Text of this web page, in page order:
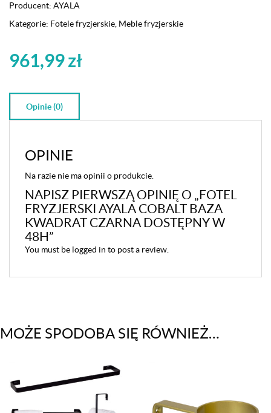
Producent: AYALA
Kategorie: Fotele fryzjerskie, Meble fryzjerskie
961,99zł
Opinie (0)
OPINIE
Na razie nie ma opinii o produkcie.
NAPISZ PIERWSZĄ OPINIĘ O „FOTEL
FRYZJERSKI AYALA COBALT BAZA
KWADRAT CZARNA DOSTĘPNY W
48H”
You must be logged in to post a review.
MOŻE SPODOBA SIĘ RÓWNIEŻ…